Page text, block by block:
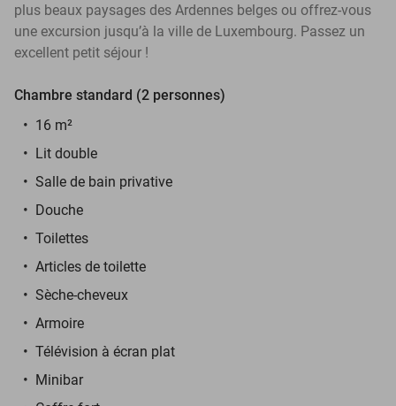
plus beaux paysages des Ardennes belges ou offrez-vous
une excursion jusqu’à la ville de Luxembourg. Passez un
excellent petit séjour !
Chambre standard (2 personnes)
16 m²
Lit double
Salle de bain privative
Douche
Toilettes
Articles de toilette
Sèche-cheveux
Armoire
Télévision à écran plat
Minibar